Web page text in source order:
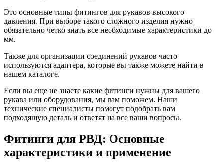
Это основные типы фитингов для рукавов высокого
давления. При выборе такого сложного изделия нужно
обязательно четко знать все необходимые характеристики до
мм.
Также для организации соединений рукавов часто
используются адаптера, которые вы также можете найти в
нашем каталоге.
Если вы еще не знаете какие фитинги нужны для вашего
рукава или оборудования, мы вам поможем. Наши
технические специалисты помогут подобрать вам
подходящую деталь и ответят на все ваши вопросы.
Фитинги для РВД: Основные
характеристики и применение